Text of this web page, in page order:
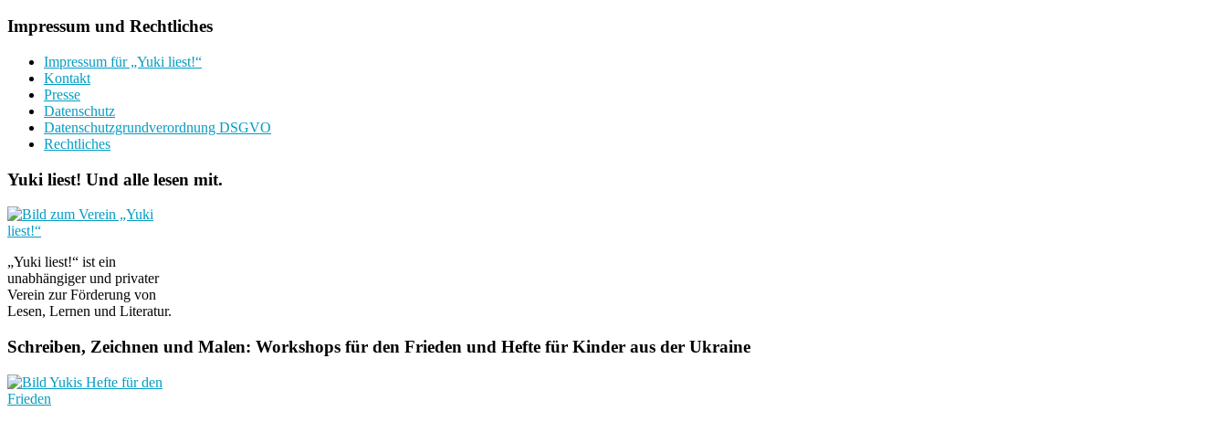
Impressum und Rechtliches
Impressum für „Yuki liest!“
Kontakt
Presse
Datenschutz
Datenschutzgrundverordnung DSGVO
Rechtliches
Yuki liest! Und alle lesen mit.
„Yuki liest!“ ist ein
unabhängiger und privater
Verein zur Förderung von
Lesen, Lernen und Literatur.
Schreiben, Zeichnen und Malen: Workshops für den Frieden und Hefte für Kinder aus der Ukraine